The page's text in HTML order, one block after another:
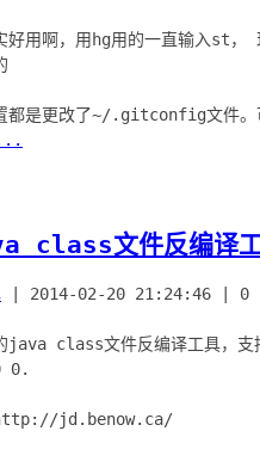
好用啊，用hg用的一直输入st
class文件反编
2014-02-20 21:24:46 0
java class文件反编译工具，
0.
http://jd.benow.ca/